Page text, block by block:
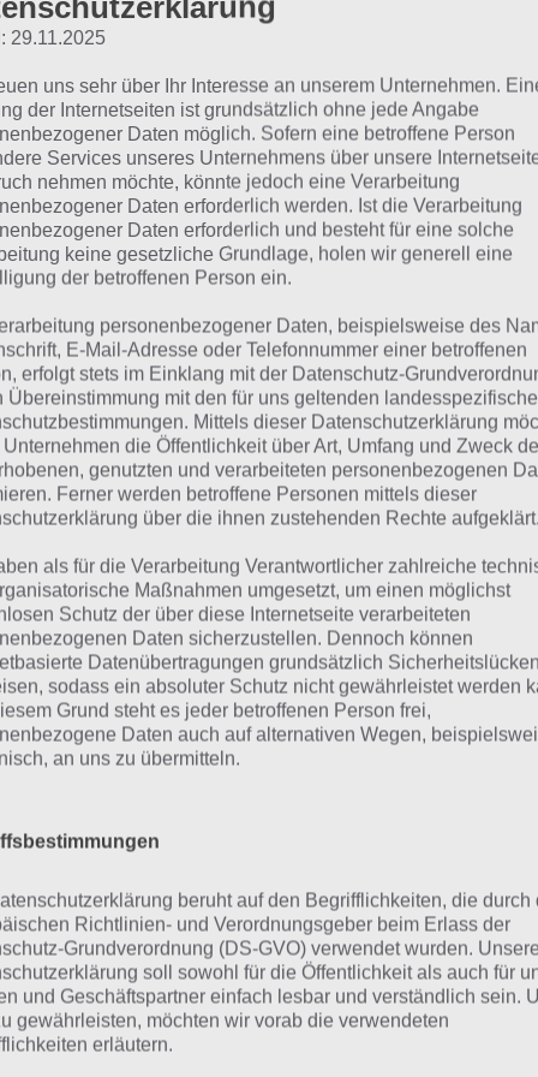
in denen es kalt
94%
findest du bereits die Lösung rund um Länder in
bei jedem Spieler anders ist, können wir dir
weshalb du über unsere Komplettlösung jedoch
die entsprechenden Antworten findest!
Weitere Lösungen zu 94% gesucht?
Schaue inunsere Komplettlösung
App! Dort kannst du mit der
Lösungen auch ohne unsere Hilfe, indem du in
jedoch begrenzt sind, hast du hier stets die
obige Lösung stimmt leider
29.11.2025
uns sehr über Ihr Interesse an unserem Unternehmen.
der Internetseiten ist grundsätzlich ohne jede Angabe
Daten möglich. Sofern eine betroffene Person
Services unseres Unternehmens über unsere
nehmen möchte, könnte jedoch eine Verarbeitung
Daten erforderlich werden. Ist die Verarbeitung
Daten erforderlich und besteht für eine solche
keine gesetzliche Grundlage, holen wir generell eine
der betroffenen Person ein.
personenbezogener Daten, beispielsweise des
E-Mail-Adresse oder Telefonnummer einer betroffenen
erfolgt stets im Einklang mit der Datenschutz-
Übereinstimmung mit den für uns geltenden
Mittels dieser Datenschutzerklärung
Unternehmen die Öffentlichkeit über Art, Umfang und Zweck
genutzten und verarbeiteten personenbezogenen
Ferner werden betroffene Personen mittels dieser
über die ihnen zustehenden Rechte aufgeklärt.
als für die Verarbeitung Verantwortlicher zahlreiche
Maßnahmen umgesetzt, um einen möglichst
Schutz der über diese Internetseite verarbeiteten
Daten sicherzustellen. Dennoch können
Datenübertragungen grundsätzlich Sicherheitslücken
sodass ein absoluter Schutz nicht gewährleistet werden
Grund steht es jeder betroffenen Person frei,
Daten auch auf alternativen Wegen,
an uns zu übermitteln.
beruht auf den Begrifflichkeiten, die durch
Richtlinien- und Verordnungsgeber beim Erlass der
Grundverordnung (DS-GVO) verwendet wurden. Unsere
soll sowohl für die Öffentlichkeit als auch für
und Geschäftspartner einfach lesbar und verständlich sein.
gewährleisten, möchten wir vorab die verwendeten
erläutern.